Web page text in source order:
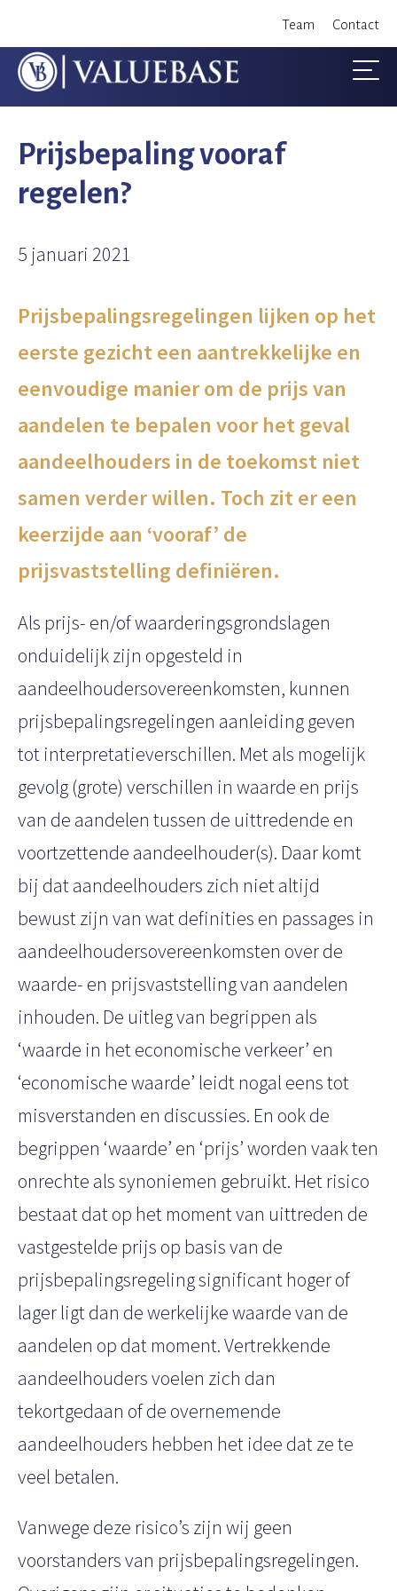
k
p
Team Contact
Prijsbepaling vooraf
regelen?
5 januari 2021
Prijsbepalingsregelingen lijken op het
eerste gezicht een aantrekkelijke en
eenvoudige manier om de prijs van
aandelen te bepalen voor het geval
aandeelhouders in de toekomst niet
samen verder willen. Toch zit er een
keerzijde aan ‘vooraf’ de
prijsvaststelling definiëren.
Als prijs- en/of waarderingsgrondslagen
onduidelijk zijn opgesteld in
aandeelhoudersovereenkomsten, kunnen
prijsbepalingsregelingen aanleiding geven
tot interpretatieverschillen. Met als mogelijk
gevolg (grote) verschillen in waarde en prijs
van de aandelen tussen de uittredende en
voortzettende aandeelhouder(s). Daar komt
bij dat aandeelhouders zich niet altijd
bewust zijn van wat definities en passages in
aandeelhoudersovereenkomsten over de
waarde- en prijsvaststelling van aandelen
inhouden. De uitleg van begrippen als
‘waarde in het economische verkeer’ en
‘economische waarde’ leidt nogal eens tot
misverstanden en discussies. En ook de
begrippen ‘waarde’ en ‘prijs’ worden vaak ten
onrechte als synoniemen gebruikt. Het risico
bestaat dat op het moment van uittreden de
vastgestelde prijs op basis van de
prijsbepalingsregeling significant hoger of
lager ligt dan de werkelijke waarde van de
aandelen op dat moment. Vertrekkende
aandeelhouders voelen zich dan
tekortgedaan of de overnemende
aandeelhouders hebben het idee dat ze te
veel betalen.
Vanwege deze risico’s zijn wij geen
voorstanders van prijsbepalingsregelingen.